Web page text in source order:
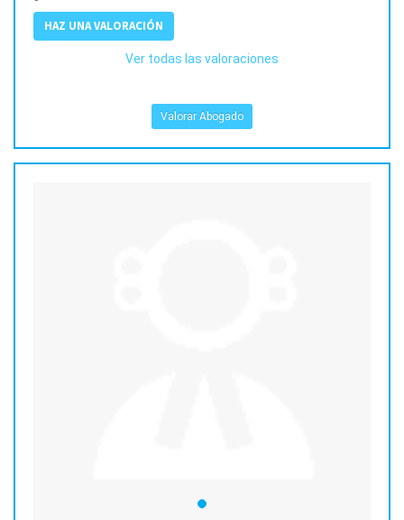
HAZ UNA VALORACIÓN
Ver todas las valoraciones
Valorar Abogado